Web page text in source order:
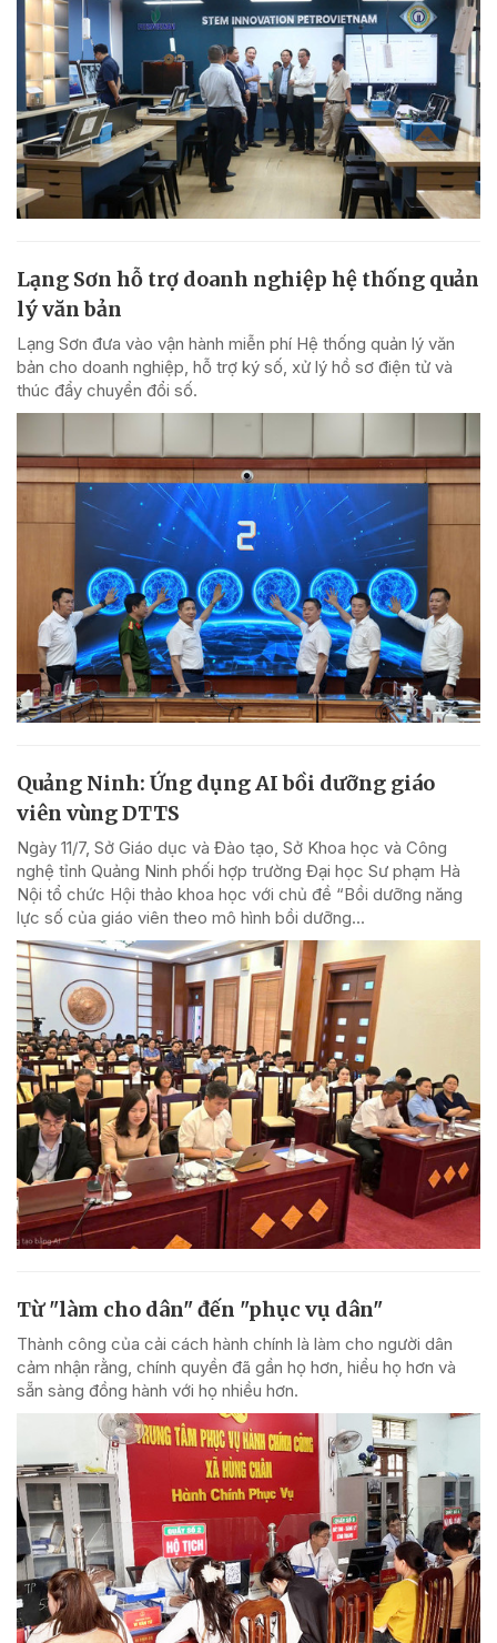
Lạng Sơn hỗ trợ doanh nghiệp hệ thống quản
lý văn bản
Lạng Sơn đưa vào vận hành miễn phí Hệ thống quản lý văn
bản cho doanh nghiệp, hỗ trợ ký số, xử lý hồ sơ điện tử và
thúc đẩy chuyển đổi số.
Quảng Ninh: Ứng dụng AI bồi dưỡng giáo
viên vùng DTTS
Ngày 11/7, Sở Giáo dục và Đào tạo, Sở Khoa học và Công
nghệ tỉnh Quảng Ninh phối hợp trường Đại học Sư phạm Hà
Nội tổ chức Hội thảo khoa học với chủ đề “Bồi dưỡng năng
lực số của giáo viên theo mô hình bồi dưỡng...
Từ "làm cho dân" đến "phục vụ dân"
Thành công của cải cách hành chính là làm cho người dân
cảm nhận rằng, chính quyền đã gần họ hơn, hiểu họ hơn và
sẵn sàng đồng hành với họ nhiều hơn.